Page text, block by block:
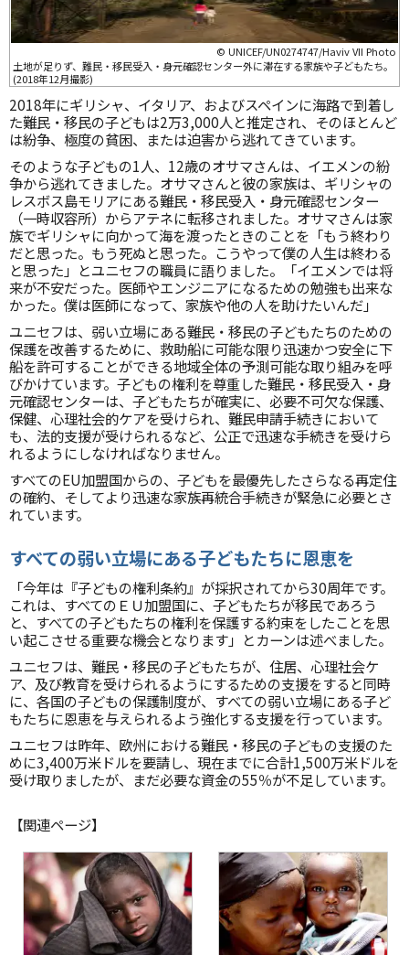
© UNICEF/UN0274747/Haviv VII Photo
土地が足りず、難民・移民受入・身元確認センター外に滞在する家族や子どもたち。
(2018年12月撮影)
2018年にギリシャ、イタリア、およびスペインに海路で到着し
た難民・移民の子どもは2万3,000人と推定され、そのほとんど
は紛争、極度の貧困、または迫害から逃れてきています。
そのような子どもの1人、12歳のオサマさんは、イエメンの紛
争から逃れてきました。オサマさんと彼の家族は、ギリシャの
レスボス島モリアにある難民・移民受入・身元確認センター
（一時収容所）からアテネに転移されました。オサマさんは家
族でギリシャに向かって海を渡ったときのことを「もう終わり
だと思った。もう死ぬと思った。こうやって僕の人生は終わる
と思った」とユニセフの職員に語りました。「イエメンでは将
来が不安だった。医師やエンジニアになるための勉強も出来な
かった。僕は医師になって、家族や他の人を助けたいんだ」
ユニセフは、弱い立場にある難民・移民の子どもたちのための
保護を改善するために、救助船に可能な限り迅速かつ安全に下
船を許可することができる地域全体の予測可能な取り組みを呼
びかけています。子どもの権利を尊重した難民・移民受入・身
元確認センターは、子どもたちが確実に、必要不可欠な保護、
保健、心理社会的ケアを受けられ、難民申請手続きにおいて
も、法的支援が受けられるなど、公正で迅速な手続きを受けら
れるようにしなければなりません。
すべてのEU加盟国からの、子どもを最優先したさらなる再定住
の確約、そしてより迅速な家族再統合手続きが緊急に必要とさ
れています。
すべての弱い立場にある子どもたちに恩恵を
「今年は『子どもの権利条約』が採択されてから30周年です。
これは、すべてのＥＵ加盟国に、子どもたちが移民であろう
と、すべての子どもたちの権利を保護する約束をしたことを思
い起こさせる重要な機会となります」とカーンは述べました。
ユニセフは、難民・移民の子どもたちが、住居、心理社会ケ
ア、及び教育を受けられるようにするための支援をすると同時
に、各国の子どもの保護制度が、すべての弱い立場にある子ど
もたちに恩恵を与えられるよう強化する支援を行っています。
ユニセフは昨年、欧州における難民・移民の子どもの支援のた
めに3,400万米ドルを要請し、現在までに合計1,500万米ドルを
受け取りましたが、まだ必要な資金の55％が不足しています。
【関連ページ】